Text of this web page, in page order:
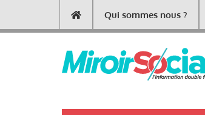
contenu
Main
navigation
Qui sommes nous ?